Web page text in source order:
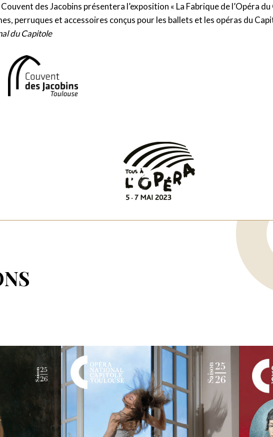
Couvent des Jacobins présentera l’exposition « La Fabrique de l’Opéra
perruques et accessoires conçus pour les ballets et les opéras du
du Capitole